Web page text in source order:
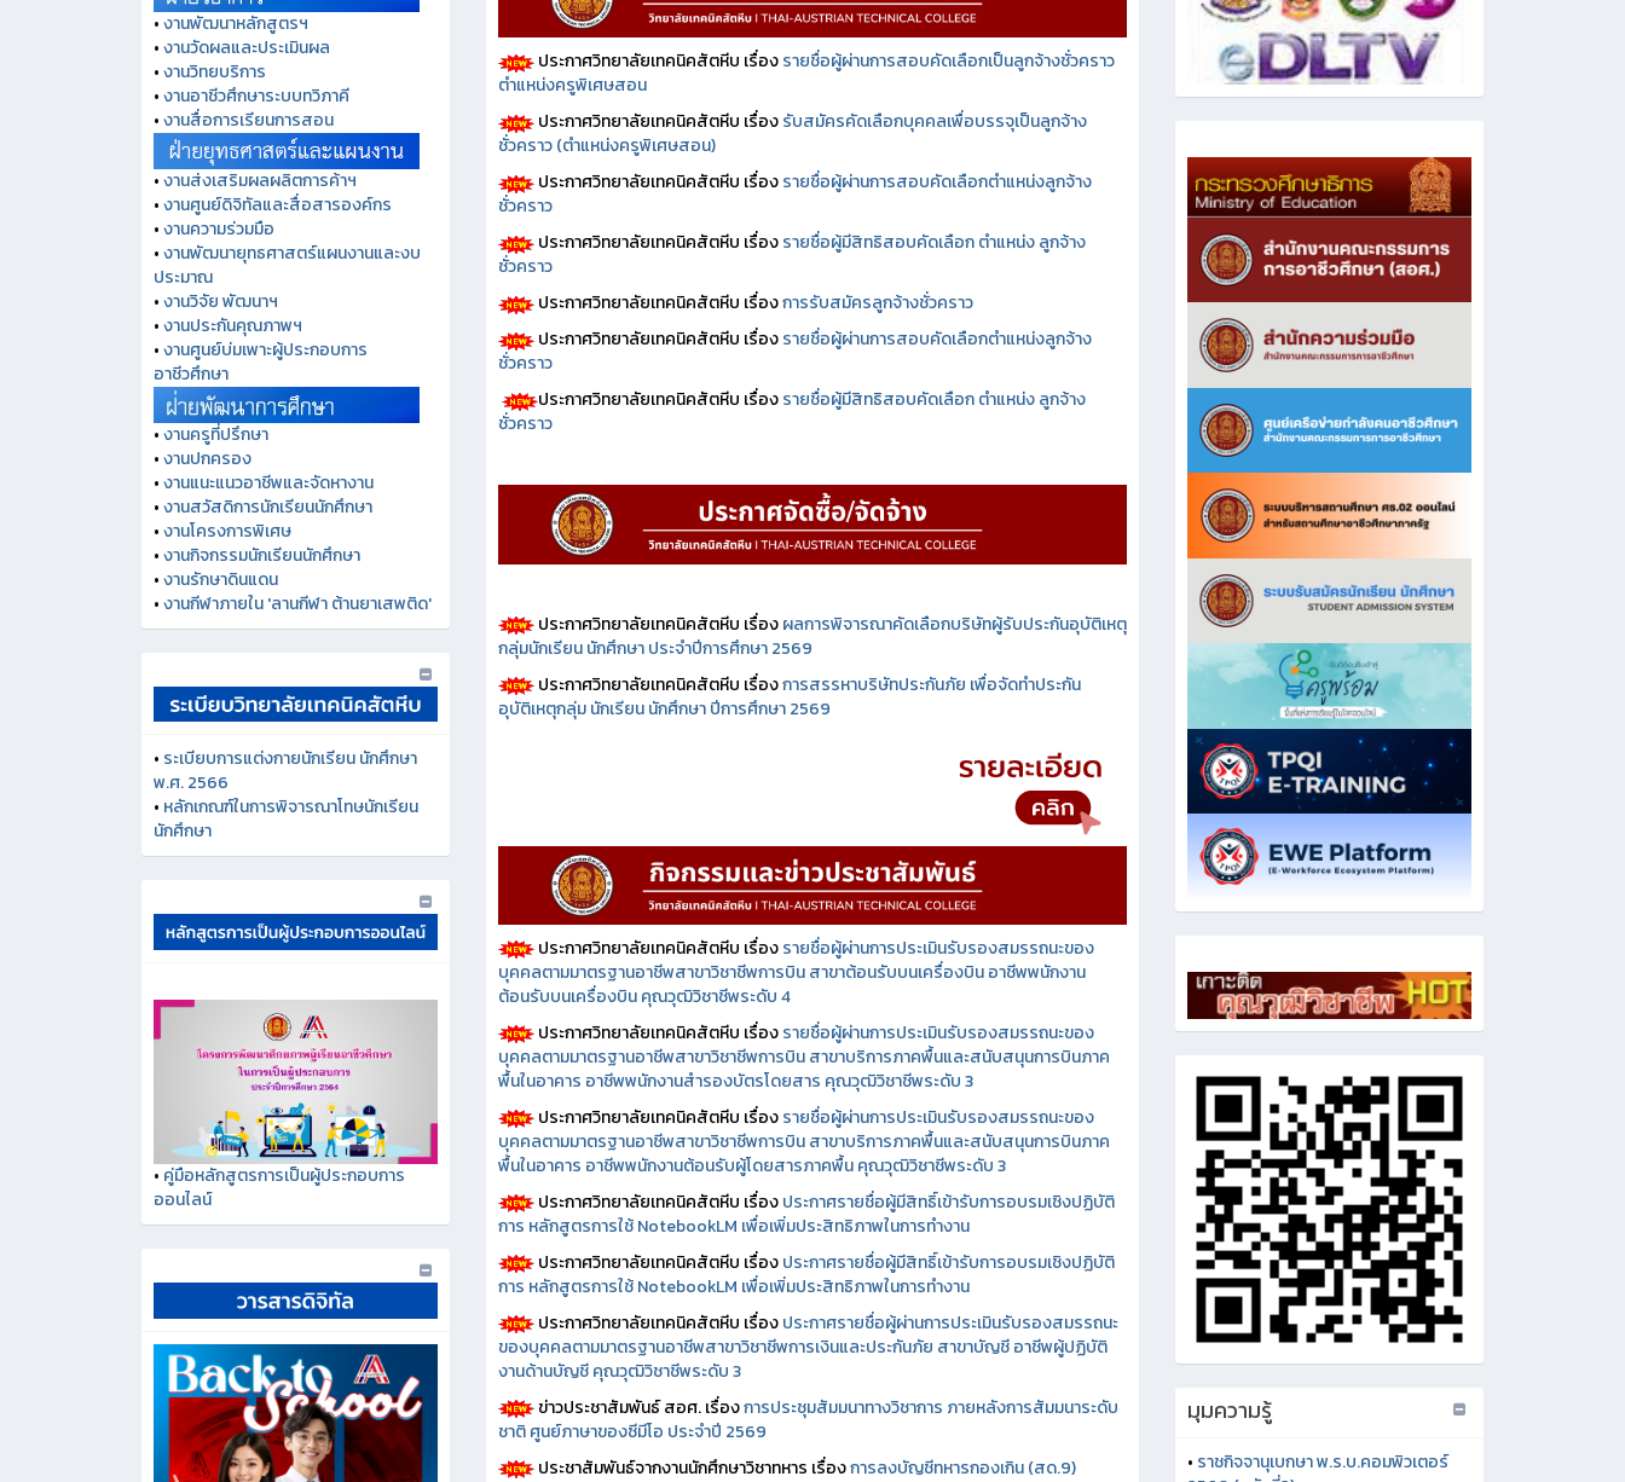
•งานพัฒนาหลักสูตรฯ
•งานวัดผลและประเมินผล
•งานวิทยบริการ
•งานอาชีวศึกษาระบบทวิภาคี
•งานสื่อการเรียนการสอน
•งานส่งเสริมผลผลิตการค้าฯ
•งานศูนย์ดิจิทัลและสื่อสารองค์กร
•งานความร่วมมือ
•งานพัฒนายุทธศาสตร์แผนงานและงบ
ประมาณ
•งานวิจัย พัฒนาฯ
•งานประกันคุณภาพฯ
•งานศูนย์บ่มเพาะผู้ประกอบการ
อาชีวศึกษา
•งานครูที่ปรึกษา
•งานปกครอง
•งานแนะแนวอาชีพและจัดหางาน
•งานสวัสดิการนักเรียนนักศึกษา
•งานโครงการพิเศษ
•งานกิจกรรมนักเรียนนักศึกษา
•งานรักษาดินแดน
•งานกีฬาภายใน 'ลานกีฬา ต้านยาเสพติด'
• ระเบียบการแต่งกายนักเรียน นักศึกษา
พ.ศ. 2566
• หลักเกณฑ์ในการพิจารณาโทษนักเรียน
นักศึกษา
• คู่มือหลักสูตรการเป็นผู้ประกอบการ
ออนไลน์
ประกาศวิทยาลัยเทคนิคสัตหีบ เรื่องรายชื่อผู้ผ่านการสอบคัดเลือกเป็นลูกจ้างชั่วคราว
ตำแหน่งครูพิเศษสอน
ประกาศวิทยาลัยเทคนิคสัตหีบ เรื่องรับสมัครคัดเลือกบุคคลเพื่อบรรจุเป็นลูกจ้าง
ชั่วคราว (ตำแหน่งครูพิเศษสอน)
ประกาศวิทยาลัยเทคนิคสัตหีบ เรื่องรายชื่อผู้ผ่านการสอบคัดเลือกตำแหน่งลูกจ้าง
ชั่วคราว
ประกาศวิทยาลัยเทคนิคสัตหีบ เรื่องรายชื่อผู้มีสิทธิสอบคัดเลือก ตำแหน่ง ลูกจ้าง
ชั่วคราว
ประกาศวิทยาลัยเทคนิคสัตหีบ เรื่องการรับสมัครลูกจ้างชั่วคราว
ประกาศวิทยาลัยเทคนิคสัตหีบ เรื่องรายชื่อผู้ผ่านการสอบคัดเลือกตำแหน่งลูกจ้าง
ชั่วคราว
ประกาศวิทยาลัยเทคนิคสัตหีบ เรื่องรายชื่อผู้มีสิทธิสอบคัดเลือก ตำแหน่ง ลูกจ้าง
ชั่วคราว
ประกาศวิทยาลัยเทคนิคสัตหีบ เรื่องผลการพิจารณาคัดเลือกบริษัทผู้รับประกันอุบัติเหตุ
กลุ่มนักเรียน นักศึกษา ประจำปีการศึกษา 2569
ประกาศวิทยาลัยเทคนิคสัตหีบ เรื่องการสรรหาบริษัทประกันภัย เพื่อจัดทำประกัน
อุบัติเหตุกลุ่ม นักเรียน นักศึกษา ปีการศึกษา 2569
ประกาศวิทยาลัยเทคนิคสัตหีบ เรื่องรายชื่อผู้ผ่านการประเมินรับรองสมรรถนะของ
บุคคลตามมาตรฐานอาชีพสาขาวิชาชีพการบิน สาขาต้อนรับบนเครื่องบิน อาชีพพนักงาน
ต้อนรับบนเครื่องบิน คุณวุฒิวิชาชีพระดับ 4
ประกาศวิทยาลัยเทคนิคสัตหีบ เรื่องรายชื่อผู้ผ่านการประเมินรับรองสมรรถนะของ
บุคคลตามมาตรฐานอาชีพสาขาวิชาชีพการบิน สาขาบริการภาคพื้นและสนับสนุนการบินภาค
พื้นในอาคาร อาชีพพนักงานสำรองบัตรโดยสาร คุณวุฒิวิชาชีพระดับ 3
ประกาศวิทยาลัยเทคนิคสัตหีบ เรื่องรายชื่อผู้ผ่านการประเมินรับรองสมรรถนะของ
บุคคลตามมาตรฐานอาชีพสาขาวิชาชีพการบิน สาขาบริการภาคพื้นและสนับสนุนการบินภาค
พื้นในอาคาร อาชีพพนักงานต้อนรับผู้โดยสารภาคพื้น คุณวุฒิวิชาชีพระดับ 3
ประกาศวิทยาลัยเทคนิคสัตหีบ เรื่องประกาศรายชื่อผู้มีสิทธิ์เข้ารับการอบรมเชิงปฏิบัติ
การ หลักสูตรการใช้ NotebookLM เพื่อเพิ่มประสิทธิภาพในการทำงาน
ประกาศวิทยาลัยเทคนิคสัตหีบ เรื่องประกาศรายชื่อผู้มีสิทธิ์เข้ารับการอบรมเชิงปฏิบัติ
การ หลักสูตรการใช้ NotebookLM เพื่อเพิ่มประสิทธิภาพในการทำงาน
ประกาศวิทยาลัยเทคนิคสัตหีบ เรื่องประกาศรายชื่อผู้ผ่านการประเมินรับรองสมรรถนะ
ของบุคคลตามมาตรฐานอาชีพสาขาวิชาชีพการเงินและประกันภัย สาขาบัญชี อาชีพผู้ปฏิบัติ
งานด้านบัญชี คุณวุฒิวิชาชีพระดับ 3
ข่าวประชาสัมพันธ์ สอศ.เรื่องการประชุมสัมมนาทางวิชาการ ภายหลังการสัมมนาระดับ
ชาติ ศูนย์ภาษาของซีมีโอ ประจำปี 2569
ประชาสัมพันธ์จากงานนักศึกษาวิชาทหาร เรื่องการลงบัญชีทหารกองเกิน (สด.9)
มุมความรู้
• ราชกิจจานุเบกษา พ.ร.บ.คอมพิวเตอร์